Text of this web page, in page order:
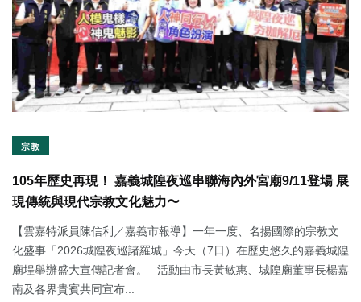
宗教
105年歷史再現！ 嘉義城隍夜巡串聯海內外宮廟9/11登場 展
現傳統與現代宗教文化魅力〜
【雲嘉特派員陳信利／嘉義市報導】一年一度、名揚國際的宗教文
化盛事「2026城隍夜巡諸羅城」今天（7日）在歷史悠久的嘉義城隍
廟埕舉辦盛大宣傳記者會。 活動由市長黃敏惠、城隍廟董事長楊嘉
南及各界貴賓共同宣布...